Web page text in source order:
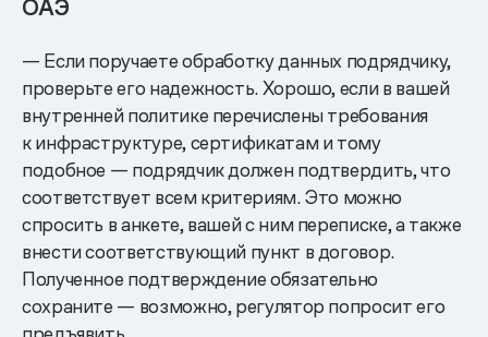
ОАЭ
— Если поручаете обработку данных подрядчику,
проверьте его надежность. Хорошо, если в вашей
внутренней политике перечислены требования
к инфраструктуре, сертификатам и тому
подобное — подрядчик должен подтвердить, что
соответствует всем критериям. Это можно
спросить в анкете, вашей с ним переписке, а также
внести соответствующий пункт в договор.
Полученное подтверждение обязательно
сохраните — возможно, регулятор попросит его